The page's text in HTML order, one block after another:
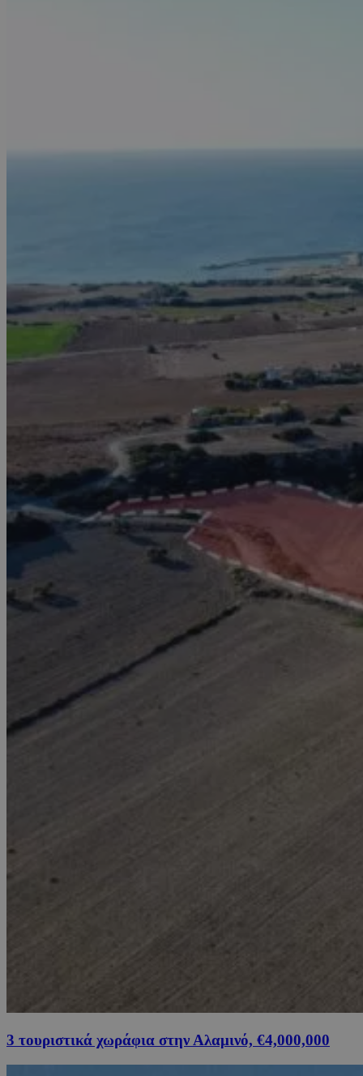
3 τουριστικά χωράφια στην Αλαμινό, €4,000,000